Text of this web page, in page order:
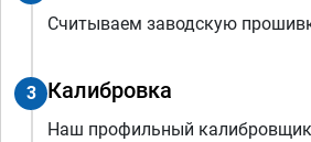
Считываем заводскую
3 Калибровка
Наш профильный